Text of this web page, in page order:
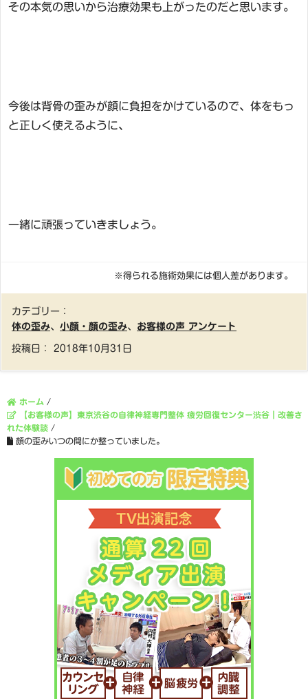
その本気の思いから治療効果も上がったのだと思います。
今後は背骨の歪みが顔に負担をかけているので、体をもっ
と正しく使えるように、
一緒に頑張っていきましょう。
※得られる施術効果には個人差があります。
カテゴリー：
体の歪み、 小顔・顔の歪み、 お客様の声 アンケート
投稿日： 2018年10月31日
ホーム /
【お客様の声】東京渋谷の自律神経専門整体 疲労回復センター渋谷｜改善さ
れた体験談 /
顔の歪みいつの間にか整っていました。